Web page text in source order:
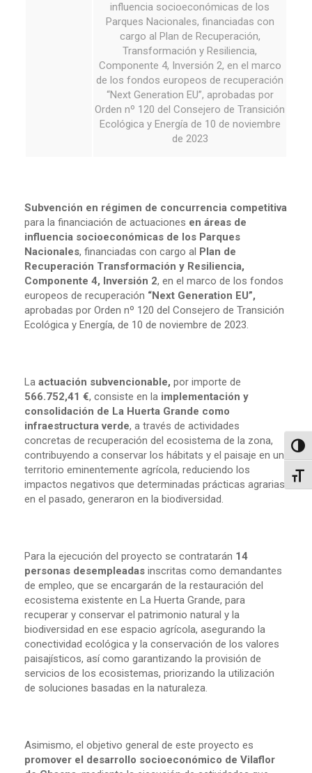
influencia socioeconómicas de los
Parques Nacionales, financiadas con
cargo al Plan de Recuperación,
Transformación y Resiliencia,
Componente 4, Inversión 2, en el marco
de los fondos europeos de recuperación
“Next Generation EU”, aprobadas por
Orden nº 120 del Consejero de Transición
Ecológica y Energía de 10 de noviembre
de 2023
Subvención en régimen de concurrencia competitiva
para la financiación de actuaciones en áreas de
influencia socioeconómicas de los Parques
Nacionales, financiadas con cargo al Plan de
Recuperación Transformación y Resiliencia,
Componente 4, Inversión 2, en el marco de los fondos
europeos de recuperación “Next Generation EU”,
aprobadas por Orden nº 120 del Consejero de Transición
Ecológica y Energía, de 10 de noviembre de 2023.
La actuación subvencionable, por importe de
566.752,41 €, consiste en la implementación y
consolidación de La Huerta Grande como
infraestructura verde, a través de actividades
concretas de recuperación del ecosistema de la zona,
contribuyendo a conservar los hábitats y el paisaje en un
territorio eminentemente agrícola, reduciendo los
impactos negativos que determinadas prácticas agrarias
en el pasado, generaron en la biodiversidad.
Para la ejecución del proyecto se contratarán 14
personas desempleadas inscritas como demandantes
de empleo, que se encargarán de la restauración del
ecosistema existente en La Huerta Grande, para
recuperar y conservar el patrimonio natural y la
biodiversidad en ese espacio agrícola, asegurando la
conectividad ecológica y la conservación de los valores
paisajísticos, así como garantizando la provisión de
servicios de los ecosistemas, priorizando la utilización
de soluciones basadas en la naturaleza.
Asimismo, el objetivo general de este proyecto es
promover el desarrollo socioeconómico de Vilaflor